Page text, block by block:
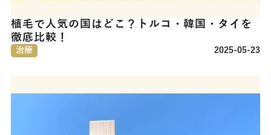
植毛で人気の国はどこ？トルコ・韓国・タイを
徹底比較！
治療 2025-05-23